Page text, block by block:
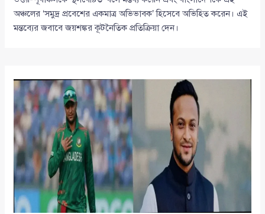
অঞ্চলের ‘সমুদ্র প্রবেশের একমাত্র অভিভাবক’ হিসেবে অভিহিত করেন। এই
মন্তব্যের জবাবে জয়শঙ্কর কূটনৈতিক প্রতিক্রিয়া দেন।